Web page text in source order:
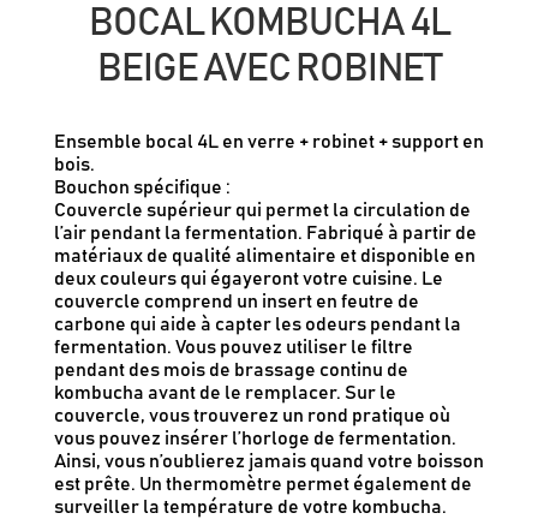
BOCAL KOMBUCHA 4L
BEIGE AVEC ROBINET
Ensemble bocal 4L en verre + robinet + support en
bois.
Bouchon spécifique :
Couvercle supérieur qui permet la circulation de
l’air pendant la fermentation. Fabriqué à partir de
matériaux de qualité alimentaire et disponible en
deux couleurs qui égayeront votre cuisine. Le
couvercle comprend un insert en feutre de
carbone qui aide à capter les odeurs pendant la
fermentation. Vous pouvez utiliser le filtre
pendant des mois de brassage continu de
kombucha avant de le remplacer. Sur le
couvercle, vous trouverez un rond pratique où
vous pouvez insérer l’horloge de fermentation.
Ainsi, vous n’oublierez jamais quand votre boisson
est prête. Un thermomètre permet également de
surveiller la température de votre kombucha.